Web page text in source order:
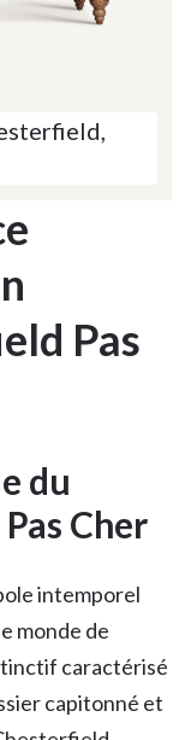
Pas
du
Cher
intemporel
monde de
caractérisé
capitonné et